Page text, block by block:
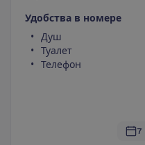
Удобства в номере
Душ
Туалет
Телефон
7